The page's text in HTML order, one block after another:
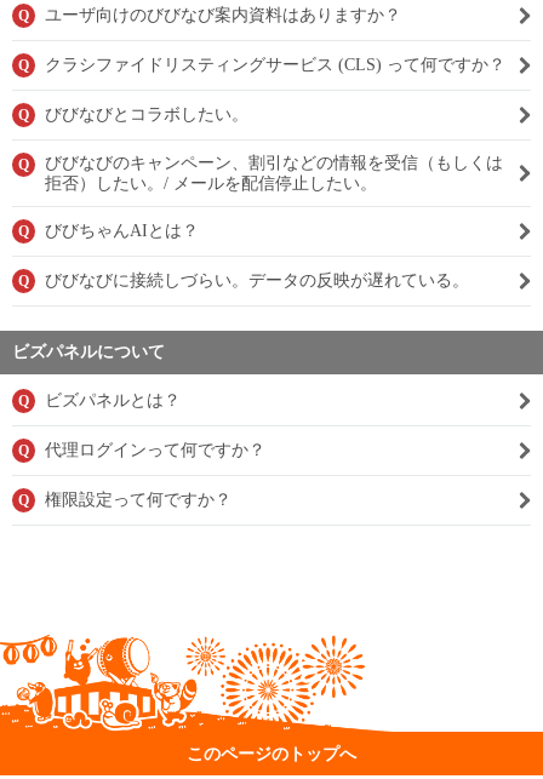
Q ユーザ向けのびびなび案内資料はありますか？
Q クラシファイドリスティングサービス (CLS) って何ですか？
Q びびなびとコラボしたい。
Q
びびなびのキャンペーン、割引などの情報を受信（もしくは
拒否）したい。/ メールを配信停止したい。
Q びびちゃんAIとは？
Q びびなびに接続しづらい。データの反映が遅れている。
ビズパネルについて
Q ビズパネルとは？
Q 代理ログインって何ですか？
Q 権限設定って何ですか？
このページのトップへ